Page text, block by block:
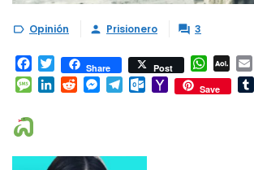
 Opinión  Prisionero  3
Facebook
TwitterShare Post
AOL
Mail
Message
LinkedInRedditMessenger
TelegramOutlook.com
YahooSave